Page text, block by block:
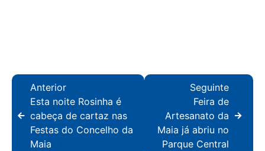
Anterior
Esta noite Rosinha é
cabeça de cartaz nas
Festas do Concelho da
Maia
Seguinte
Feira de
Artesanato da
Maia já abriu no
Parque Central